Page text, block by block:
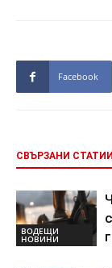
Facebook
СВЪРЗАНИ СТАТИИ
ВОДЕЩИ
НОВИНИ